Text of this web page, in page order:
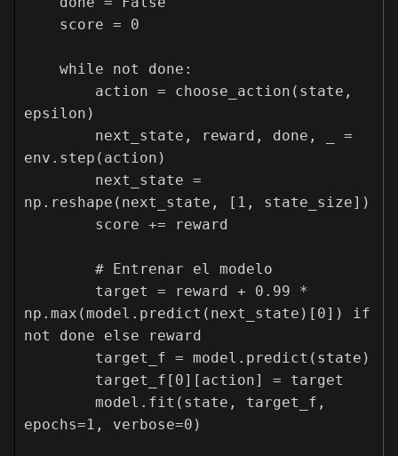
epsilon)
env.step(action)
np.reshape(next_state, [1, state_size])
np.max(model.predict(next_state)[0]) if
not done else reward
epochs=1, verbose=0)